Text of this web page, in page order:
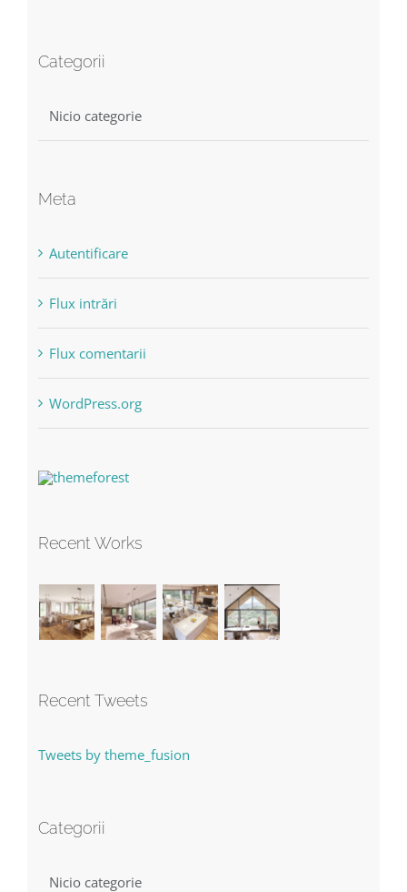
Categorii
Nicio categorie
Meta
Autentificare
Flux intrări
Flux comentarii
WordPress.org
Recent Works
Recent Tweets
Tweets by theme_fusion
Categorii
Nicio categorie